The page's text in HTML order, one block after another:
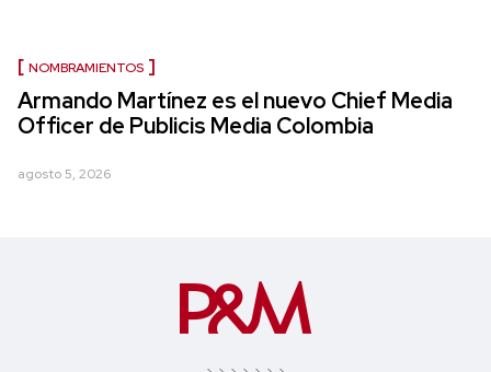
NOMBRAMIENTOS
Armando Martínez es el nuevo Chief Media
Officer de Publicis Media Colombia
agosto 5, 2026